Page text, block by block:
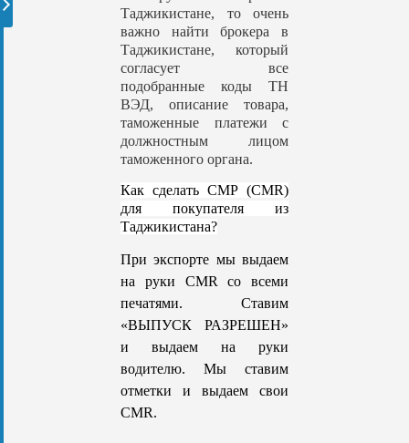
Таджикистане, то очень
важно найти брокера в
Таджикистане, который
согласует все
подобранные коды ТН
ВЭД, описание товара,
таможенные платежи с
должностным лицом
таможенного органа.
Как сделать СМР (CMR)
для покупателя из
Таджикистана?
При экспорте мы выдаем
на руки CMR со всеми
печатями. Ставим
«ВЫПУСК РАЗРЕШЕН»
и выдаем на руки
водителю. Мы ставим
отметки и выдаем свои
CMR.